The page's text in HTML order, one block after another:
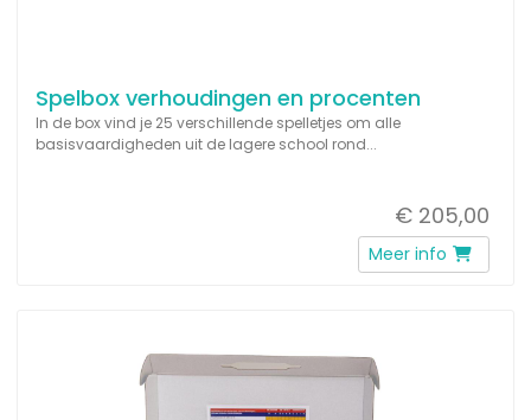
Spelbox verhoudingen en procenten
In de box vind je 25 verschillende spelletjes om alle
basisvaardigheden uit de lagere school rond...
€ 205,00
Meer info